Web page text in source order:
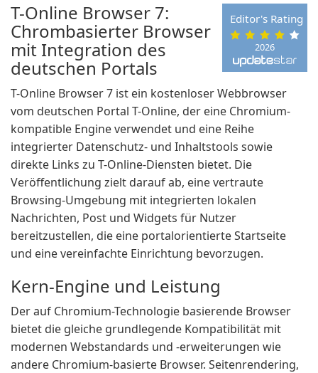
2026
Editor's Rating
T-Online Browser 7:
Chrombasierter Browser
mit Integration des
deutschen Portals
T-Online Browser 7 ist ein kostenloser Webbrowser
vom deutschen Portal T-Online, der eine Chromium-
kompatible Engine verwendet und eine Reihe
integrierter Datenschutz- und Inhaltstools sowie
direkte Links zu T-Online-Diensten bietet. Die
Veröffentlichung zielt darauf ab, eine vertraute
Browsing-Umgebung mit integrierten lokalen
Nachrichten, Post und Widgets für Nutzer
bereitzustellen, die eine portalorientierte Startseite
und eine vereinfachte Einrichtung bevorzugen.
Kern-Engine und Leistung
Der auf Chromium-Technologie basierende Browser
bietet die gleiche grundlegende Kompatibilität mit
modernen Webstandards und -erweiterungen wie
andere Chromium-basierte Browser. Seitenrendering,